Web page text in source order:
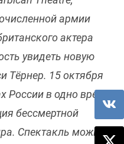
армии
актера
увидеть новую
Тёрнер. 15 октября
России в одно время
бессмертной
Спектакль можно